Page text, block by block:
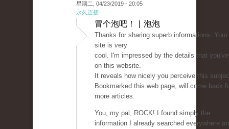
星期二, 04/23/2019 - 20:05
永久连接
冒个泡吧！ | 泡泡
Thanks for sharing superb informations. Your
site is very
cool. I'm impressed by the details that you've
on this website.
It reveals how nicely you perceive this
Bookmarked this web page, will come back
more articles.
You, my pal, ROCK! I found simply the
information I already searched everywhere